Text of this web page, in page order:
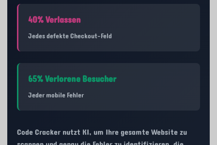
40% Verlassen
Jedes defekte Checkout-Feld
65% Verlorene Besucher
Jeder mobile Fehler
Code Cracker nutzt KI, um Ihre gesamte Website zu